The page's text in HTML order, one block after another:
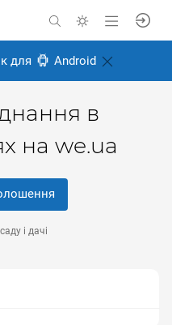
для Android
в
на we.ua
і дачі